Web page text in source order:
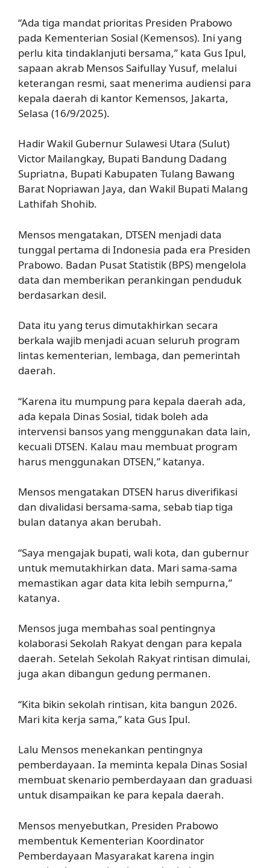
“Ada tiga mandat prioritas Presiden Prabowo
pada Kementerian Sosial (Kemensos). Ini yang
perlu kita tindaklanjuti bersama,” kata Gus Ipul,
sapaan akrab Mensos Saifullay Yusuf, melalui
keterangan resmi, saat menerima audiensi para
kepala daerah di kantor Kemensos, Jakarta,
Selasa (16/9/2025).
Hadir Wakil Gubernur Sulawesi Utara (Sulut)
Victor Mailangkay, Bupati Bandung Dadang
Supriatna, Bupati Kabupaten Tulang Bawang
Barat Nopriawan Jaya, dan Wakil Bupati Malang
Lathifah Shohib.
Mensos mengatakan, DTSEN menjadi data
tunggal pertama di Indonesia pada era Presiden
Prabowo. Badan Pusat Statistik (BPS) mengelola
data dan memberikan perankingan penduduk
berdasarkan desil.
Data itu yang terus dimutakhirkan secara
berkala wajib menjadi acuan seluruh program
lintas kementerian, lembaga, dan pemerintah
daerah.
“Karena itu mumpung para kepala daerah ada,
ada kepala Dinas Sosial, tidak boleh ada
intervensi bansos yang menggunakan data lain,
kecuali DTSEN. Kalau mau membuat program
harus menggunakan DTSEN,” katanya.
Mensos mengatakan DTSEN harus diverifikasi
dan divalidasi bersama-sama, sebab tiap tiga
bulan datanya akan berubah.
“Saya mengajak bupati, wali kota, dan gubernur
untuk memutakhirkan data. Mari sama-sama
memastikan agar data kita lebih sempurna,”
katanya.
Mensos juga membahas soal pentingnya
kolaborasi Sekolah Rakyat dengan para kepala
daerah. Setelah Sekolah Rakyat rintisan dimulai,
juga akan dibangun gedung permanen.
“Kita bikin sekolah rintisan, kita bangun 2026.
Mari kita kerja sama,” kata Gus Ipul.
Lalu Mensos menekankan pentingnya
pemberdayaan. Ia meminta kepala Dinas Sosial
membuat skenario pemberdayaan dan graduasi
untuk disampaikan ke para kepala daerah.
Mensos menyebutkan, Presiden Prabowo
membentuk Kementerian Koordinator
Pemberdayaan Masyarakat karena ingin